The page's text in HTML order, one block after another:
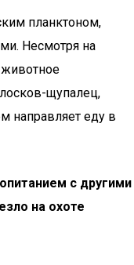
планктоном,
Несмотря на
щупалец,
направляет еду в
с другими
на охоте